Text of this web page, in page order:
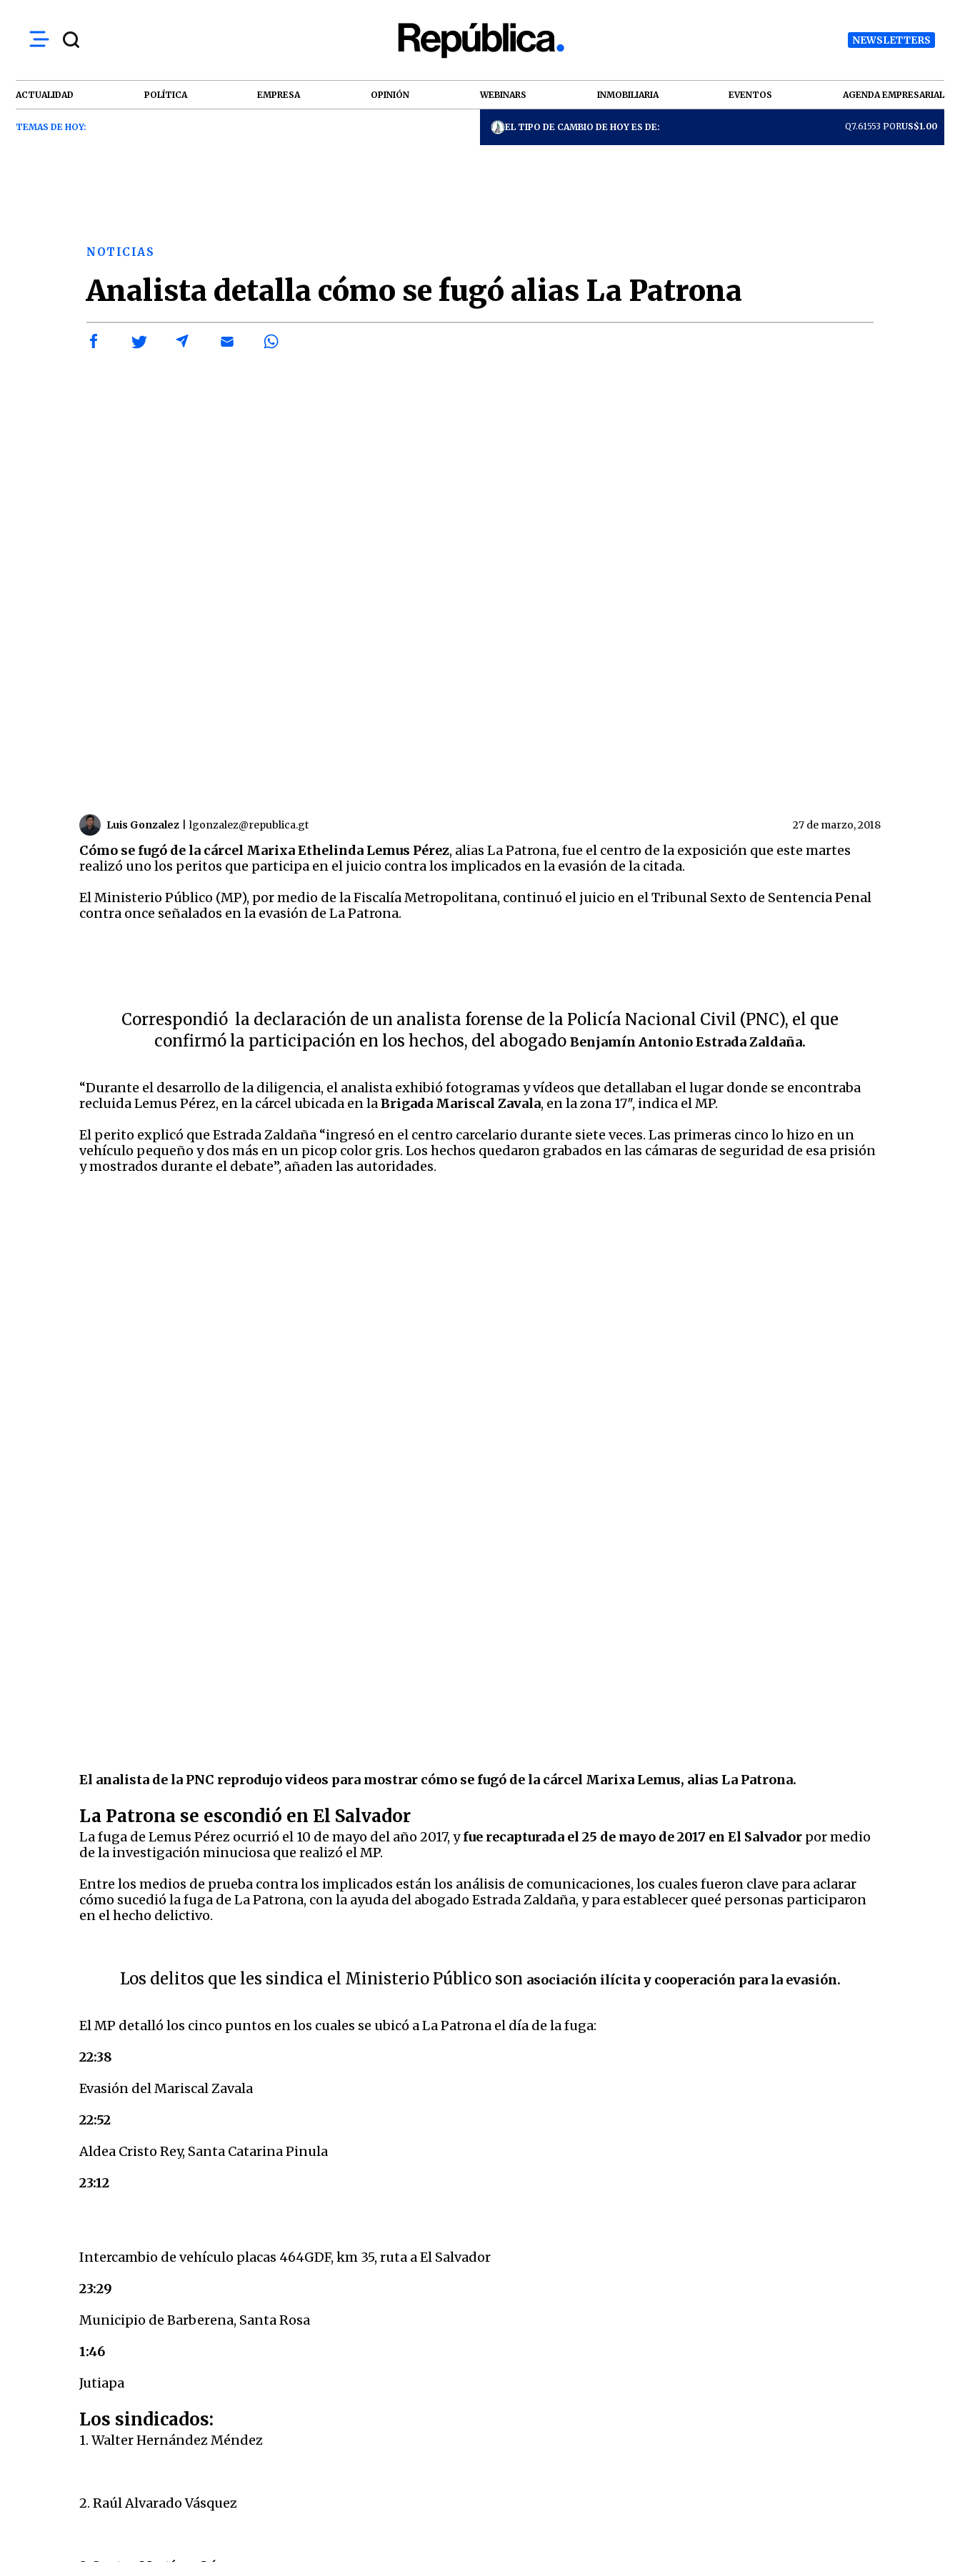
NEWSLETTERS
ACTUALIDAD POLÍTICA EMPRESA OPINIÓN WEBINARS INMOBILIARIA EVENTOS AGENDA EMPRESARIAL
TEMAS DE HOY: EL TIPO DE CAMBIO DE HOY ES DE: Q7.61553 PORUS$1.00
NOTICIAS
Analista detalla cómo se fugó alias La Patrona
Luis Gonzalez lgonzalez@republica.gt 27 de marzo, 2018
Cómo se fugó de la cárcel Marixa Ethelinda Lemus Pérez, alias La Patrona, fue el centro de la exposición que este martes
realizó uno los peritos que participa en el juicio contra los implicados en la evasión de la citada.
El Ministerio Público (MP), por medio de la Fiscalía Metropolitana, continuó el juicio en el Tribunal Sexto de Sentencia Penal
contra once señalados en la evasión de La Patrona.
Correspondió la declaración de un analista forense de la Policía Nacional Civil (PNC), el que
confirmó la participación en los hechos, del abogado Benjamín Antonio Estrada Zaldaña.
“Durante el desarrollo de la diligencia, el analista exhibió fotogramas y vídeos que detallaban el lugar donde se encontraba
recluida Lemus Pérez, en la cárcel ubicada en laBrigada Mariscal Zavala, en la zona 17″, indica el MP.
El perito explicó que Estrada Zaldaña “ingresó en el centro carcelario durante siete veces. Las primeras cinco lo hizo en un
vehículo pequeño y dos más en un picop color gris. Los hechos quedaron grabados en las cámaras de seguridad de esa prisión
y mostrados durante el debate”, añaden las autoridades.
El analista de la PNC reprodujo videos para mostrar cómo se fugó de la cárcel Marixa Lemus, alias La Patrona.
La Patrona se escondió en El Salvador
La fuga de Lemus Pérez ocurrió el 10 de mayo del año 2017, yfue recapturada el 25 de mayo de 2017 en El Salvador por medio
de la investigación minuciosa que realizó el MP.
Entre los medios de prueba contra los implicados están los análisis de comunicaciones, los cuales fueron clave para aclarar
cómo sucedió la fuga de La Patrona, con la ayuda del abogado Estrada Zaldaña, y para establecer queé personas participaron
en el hecho delictivo.
Los delitos que les sindica el Ministerio Público son asociación ilícita y cooperación para la evasión.
El MP detalló los cinco puntos en los cuales se ubicó a La Patrona el día de la fuga:
22:38
Evasión del Mariscal Zavala
22:52
Aldea Cristo Rey, Santa Catarina Pinula
23:12
Intercambio de vehículo placas 464GDF, km 35, ruta a El Salvador
23:29
Municipio de Barberena, Santa Rosa
1:46
Jutiapa
Los sindicados:
1. Walter Hernández Méndez
2. Raúl Alvarado Vásquez